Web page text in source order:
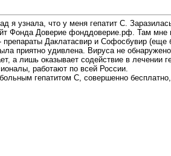
я узнала, что у меня гепатит С.
Фонда Доверие фонддоверие.рф. Там
препараты Даклатасвир и Софосбувир
приятно удивлена. Вируса не
а лишь оказывает содействие в лечении
работают по всей России.
гепатитом С, совершенно